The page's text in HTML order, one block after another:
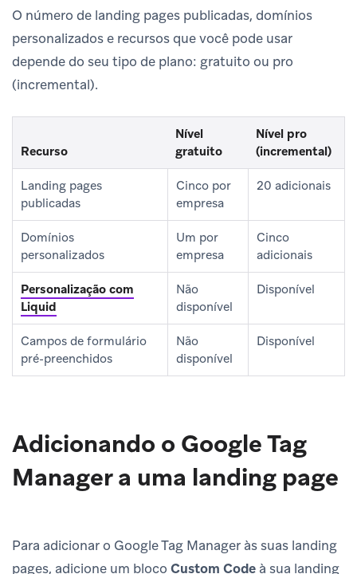
O número de landing pages publicadas, domínios
personalizados e recursos que você pode usar
depende do seu tipo de plano: gratuito ou pro
(incremental).
Recurso
Nível
gratuito
Nível pro
(incremental)
Landing pages
publicadas
Cinco por
empresa
20 adicionais
Domínios
personalizados
Um por
empresa
Cinco
adicionais
Personalização com
Liquid
Não
disponível
Disponível
Campos de formulário
pré-preenchidos
Não
disponível
Disponível
Adicionando o Google Tag
Manager a uma landing page
Para adicionar o Google Tag Manager às suas landing
pages, adicione um bloco Custom Code à sua landing